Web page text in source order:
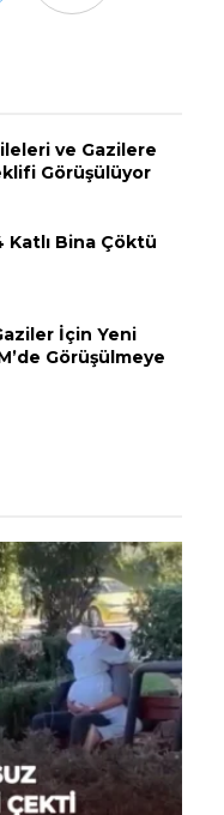
ve Gazilere
Görüşülüyor
Katlı Bina Çöktü
İçin Yeni
Görüşülmeye